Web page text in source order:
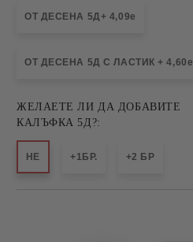
ОТ ДЕСЕНА 5Д+ 4,09e
ОТ ДЕСЕНА 5Д С ЛАСТИК + 4,60e
ЖЕЛАЕТЕ ЛИ ДА ДОБАВИТЕ
КАЛЪФКА 5Д?:
НЕ +1БР. +2 БР